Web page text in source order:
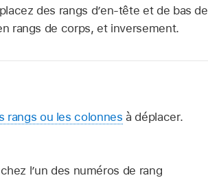
des rangs d’en-tête et de bas de
rangs de corps, et inversement.
rangs ou les colonnes à déplacer.
l’un des numéros de rang